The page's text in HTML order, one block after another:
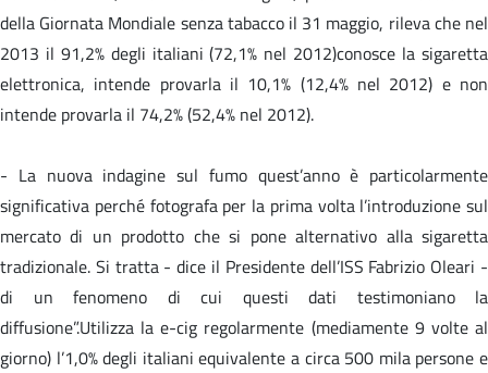
della Giornata Mondiale senza tabacco il 31 maggio, rileva che nel
2013 il 91,2% degli italiani (72,1% nel 2012)conosce la sigaretta
elettronica, intende provarla il 10,1% (12,4% nel 2012) e non
intende provarla il 74,2% (52,4% nel 2012).
- La nuova indagine sul fumo quest’anno è particolarmente
significativa perché fotografa per la prima volta l’introduzione sul
mercato di un prodotto che si pone alternativo alla sigaretta
tradizionale. Si tratta - dice il Presidente dell’ISS Fabrizio Oleari -
di un fenomeno di cui questi dati testimoniano la
diffusione”.Utilizza la e-cig regolarmente (mediamente 9 volte al
giorno) l’1,0% degli italiani equivalente a circa 500 mila persone e